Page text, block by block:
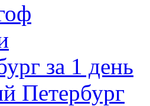
за 1 день
Петербург